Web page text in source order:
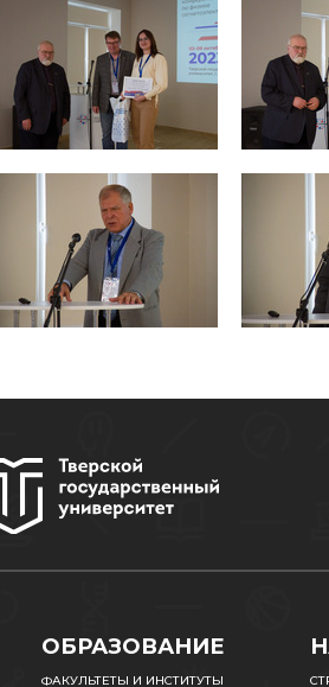
ОБРАЗОВАНИЕ
ФАКУЛЬТЕТЫ И ИНСТИТУТЫ